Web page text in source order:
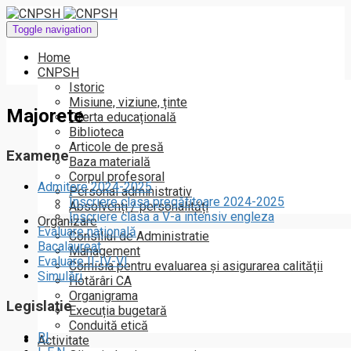
Toggle navigation
Home
CNPSH
Istoric
Misiune, viziune, ținte
Oferta educațională
Biblioteca
Articole de presă
Baza materială
Corpul profesoral
Personal administrativ
Absolvenți / personalități
Organizare
Consiliul de Administratie
Management
Comisia pentru evaluarea și asigurarea calității
Hotărâri CA
Organigrama
Execuția bugetară
Conduită etică
Activitate
Majorete
Examene
Admitere 2024-2025
Înscriere clasa pregătitoare 2024-2025
Inscriere clasa a V-a intensiv engleza
Evaluare națională
Bacalaureat
Evaluare II-IV-VI
Simulări
Legislație
RI